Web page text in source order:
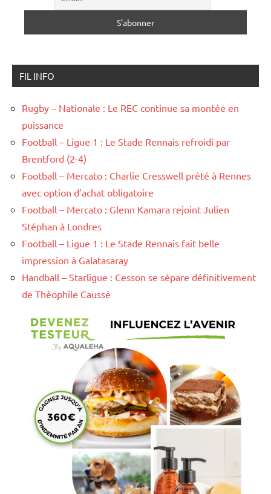
FIL INFO
Rugby – Nationale : Le REC continue sa montée en
puissance
Football – Ligue 1 : Le Stade Rennais refroidi par
Brentford (2-4)
Football – Mercato : Charlie Cresswell prêté à Rennes
avec option d’achat obligatoire
Football – Mercato : Glenn Kamara rejoint Julien
Stéphan à Londres
Football – Ligue 1 : Le Stade Rennais fait belle
impression à Galatasaray
Handball – Starligue : Cesson se sépare définitivement
de Théophile Caussé